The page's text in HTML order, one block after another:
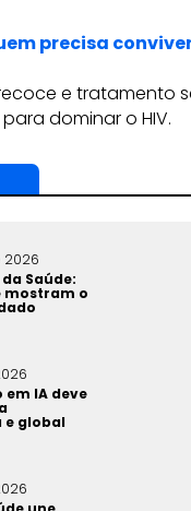
precisa
e tratamento
dominar o HIV.
2026
Saúde:
mostram o
IA deve
e global